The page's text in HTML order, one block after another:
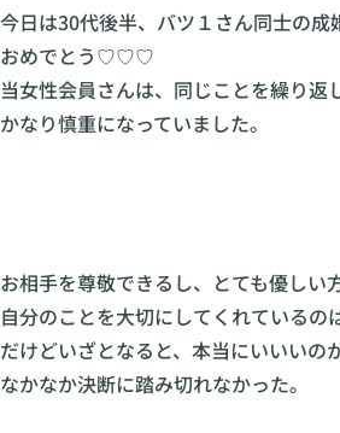
今日は30代後半、バツ１さん同士の成
おめでとう♡♡♡
当女性会員さんは、同じことを繰り返
かなり慎重になっていました。
お相手を尊敬できるし、とても優しい方
自分のことを大切にしてくれているの
だけどいざとなると、本当にいいいの
なかなか決断に踏み切れなかった。